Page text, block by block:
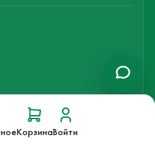
КорзинаВойти